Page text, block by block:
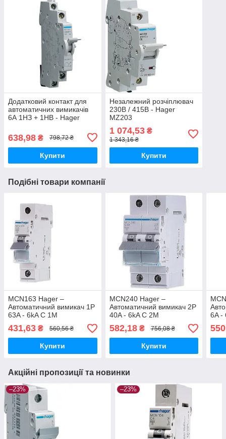
Додатковий контакт для
автоматичних вимикачів
6А 1НЗ + 1НВ - Hager
638,98 ₴ 798,72 ₴
Купити
Незалежний розчіплювач
230В / 415В - Hager
MZ203
1 074,53₴
1 343,16 ₴
Купити
Подібні товари компанії
MCN163 Hager –
Автоматичний вимикач 1P
63A - 6kA C 1M
431,63 ₴ 560,56 ₴
Купити
MCN240 Hager –
Автоматичний вимикач 2P
40A - 6kA C 2M
582,18₴ 756,08 ₴
Купити
6A -
Акційні пропозиції та новинки
–23% –23%